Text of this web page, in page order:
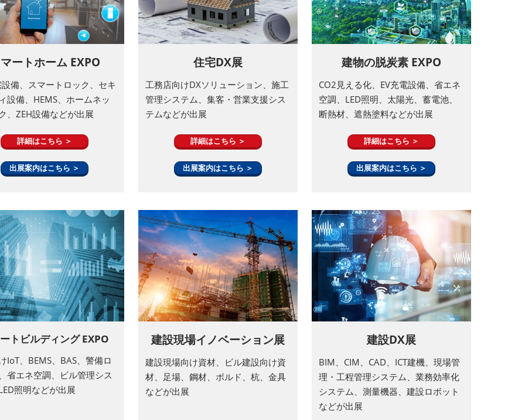
ートホーム EXPO
備、スマートロック、セキ
設備、HEMS、ホームネッ
、ZEH設備などが出展
詳細はこちら ＞
出展案内はこちら ＞
住宅DX展
工務店向けDXソリューション、施工
管理システム、集客・営業支援シス
テムなどが出展
詳細はこちら ＞
出展案内はこちら ＞
建物の脱炭素 EXPO
CO2見える化、EV充電設備、省エネ
空調、LED照明、太陽光、蓄電池、
断熱材、遮熱塗料などが出展
詳細はこちら ＞
出展案内はこちら ＞
トビルディング EXPO
IoT、BEMS、BAS、警備ロ
省エネ空調、ビル管理シス
照明などが出展
建設現場イノベーション展
建設現場向け資材、ビル建設向け資
材、足場、鋼材、ボルド、杭、金具
などが出展
建設DX展
BIM、CIM、CAD、ICT建機、現場管
理・工程管理システム、業務効率化
システム、測量機器、建設ロボット
などが出展